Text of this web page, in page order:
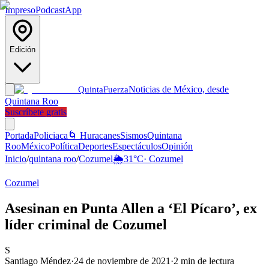
ImpresoPodcastApp
Edición
QuintaFuerzaNoticias de México, desde
Quintana Roo
Suscríbete gratis
PortadaPoliciaca 🌀 HuracanesSismosQuintana
RooMéxicoPolíticaDeportesEspectáculosOpinión
Inicio/quintana roo/Cozumel🌦️31°C· Cozumel
Cozumel
Asesinan en Punta Allen a ‘El Pícaro’, ex
líder criminal de Cozumel
S
Santiago Méndez·24 de noviembre de 2021 ·2 min de lectura